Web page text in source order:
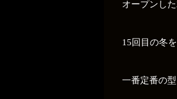
オープンし
15回目の冬
一番定番の